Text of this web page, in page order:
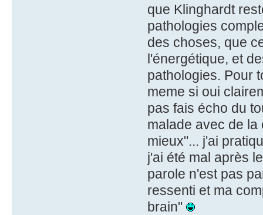
que Klinghardt
pathologies
des choses, que
l'énergétique, et
pathologies. Pour
meme si oui
pas fais écho du
malade avec de
mieux"... j'ai
j'ai été mal après
parole n'est pas
ressenti et ma
brain"